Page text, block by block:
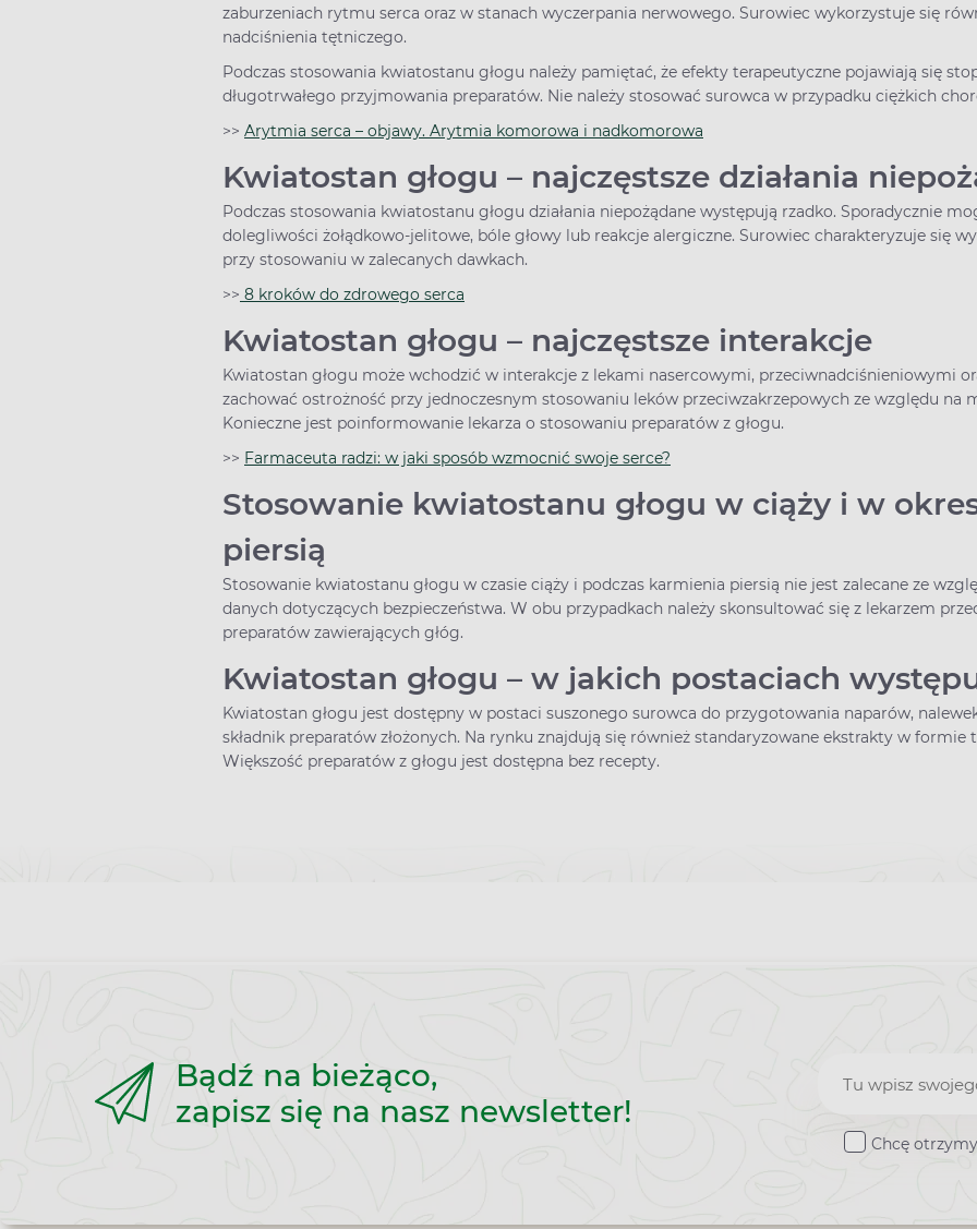
zaburzeniach rytmu serca oraz w stanach wyczerpania nerwowego. Surowiec wykorzystuje się
nadciśnienia tętniczego.
Podczas stosowania kwiatostanu głogu należy pamiętać, że efekty terapeutyczne pojawiają się
długotrwałego przyjmowania preparatów. Nie należy stosować surowca w przypadku ciężkich
>> Arytmia serca – objawy. Arytmia komorowa i nadkomorowa
Kwiatostan głogu – najczęstsze działania
Podczas stosowania kwiatostanu głogu działania niepożądane występują rzadko. Sporadycznie
dolegliwości żołądkowo-jelitowe, bóle głowy lub reakcje alergiczne. Surowiec charakteryzuje się
przy stosowaniu w zalecanych dawkach.
>> 8 kroków do zdrowego serca
Kwiatostan głogu – najczęstsze interakcje
Kwiatostan głogu może wchodzić w interakcje z lekami nasercowymi, przeciwnadciśnieniowymi
zachować ostrożność przy jednoczesnym stosowaniu leków przeciwzakrzepowych ze względu na
Konieczne jest poinformowanie lekarza o stosowaniu preparatów z głogu.
>> Farmaceuta radzi: w jaki sposób wzmocnić swoje serce?
Stosowanie kwiatostanu głogu w ciąży i w
piersią
Stosowanie kwiatostanu głogu w czasie ciąży i podczas karmienia piersią nie jest zalecane ze
danych dotyczących bezpieczeństwa. W obu przypadkach należy skonsultować się z lekarzem
preparatów zawierających głóg.
Kwiatostan głogu – w jakich postaciach
Kwiatostan głogu jest dostępny w postaci suszonego surowca do przygotowania naparów,
składnik preparatów złożonych. Na rynku znajdują się również standaryzowane ekstrakty w formie
Większość preparatów z głogu jest dostępna bez recepty.
Bądź na bieżąco,
zapisz się na nasz newsletter!
Zapisz
do
Chcę